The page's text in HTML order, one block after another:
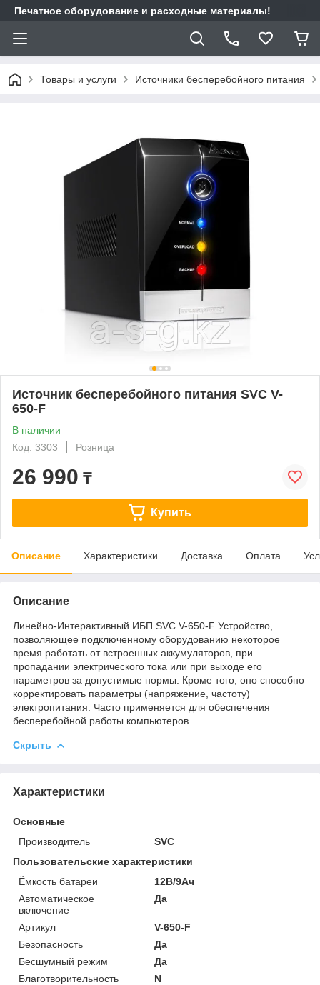
Печатное оборудование и расходные материалы!
Товары и услуги Источники бесперебойного питания
Источник бесперебойного питания SVC V-
650-F
В наличии
Код: 3303
Розница
26 990 ₸
Купить
Описание Характеристики Доставка Оплата
Описание
Линейно-Интерактивный ИБП SVC V-650-F Устройство,
позволяющее подключенному оборудованию некоторое
время работать от встроенных аккумуляторов, при
пропадании электрического тока или при выходе его
параметров за допустимые нормы. Кроме того, оно способно
корректировать параметры (напряжение, частоту)
электропитания. Часто применяется для обеспечения
бесперебойной работы компьютеров.
Скрыть
Характеристики
Основные
Производитель
SVC
Пользовательские характеристики
Ёмкость батареи
12В/9Ач
Автоматическое
включение
Да
Артикул
V-650-F
Безопасность
Да
Бесшумный режим
Да
Благотворительность
N